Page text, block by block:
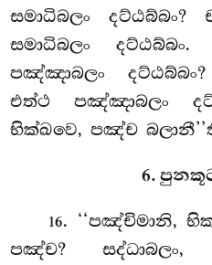
සමාධිබලං
සමාධිබලං
පඤ්ඤාබලං
එත්ථ පඤ්ඤාබලං
භික්ඛවෙ, පඤ්ච
6.
16. ‘‘පඤ්චිමානි,
පඤ්ච? සද්ධාබලං,